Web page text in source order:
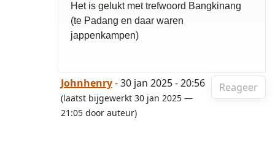
Het is gelukt met trefwoord Bangkinang
(te Padang en daar waren
jappenkampen)
Reageer
Johnhenry- 30 jan 2025 - 20:56
(laatst bijgewerkt 30 jan 2025 —
21:05 door auteur)